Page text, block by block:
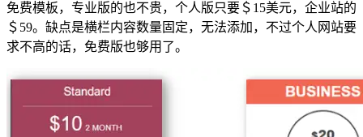
免费模板，专业版的也不贵，个人版只要＄15美元，企业站的
＄59。缺点是横栏内容数量固定，无法添加，不过个人网站要
求不高的话，免费版也够用了。